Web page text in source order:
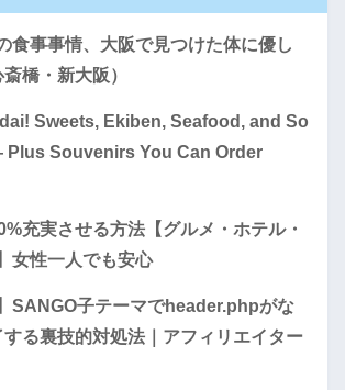
食事事情、大阪で見つけた体に優し
橋・新大阪）
Sweets, Ekiben, Seafood, and So
Plus Souvenirs You Can Order
充実させる方法【グルメ・ホテル・
女性一人でも安心
SANGO子テーマでheader.phpがな
る裏技的対処法｜アフィリエイター